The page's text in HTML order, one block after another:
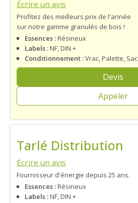
TROUVER SON FOURNISSEUR
BLOG
ESPACE PRO
Écrire un avis
Profitez des meilleurs prix de l'année
sur notre gamme granulés de bois !
Essences :Résineux
Labels :NF, DIN +
Conditionnement :Vrac, Palette, Sac
Devis
Appeler
Tarlé Distribution
Écrire un avis
Fournisseur d'énergie depuis 25 ans.
Essences :Résineux
Labels :NF, DIN +